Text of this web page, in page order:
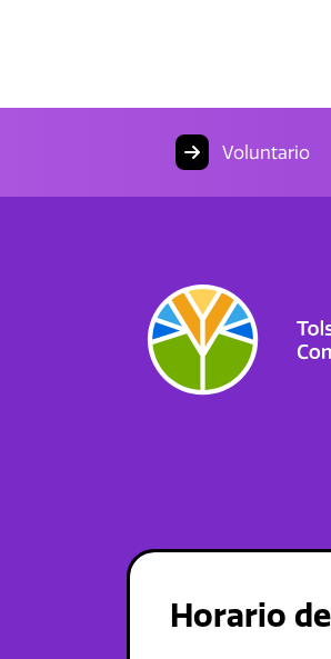
Voluntario
Horario